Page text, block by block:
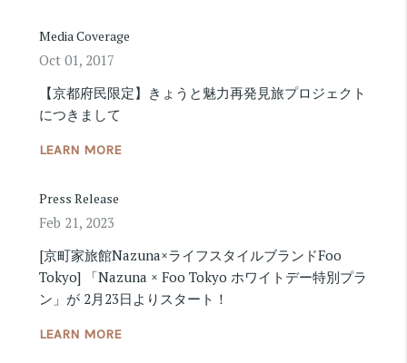
Media Coverage
Oct 01, 2017
【京都府民限定】きょうと魅力再発見旅プロジェクト
につきまして
LEARN MORE
Press Release
Feb 21, 2023
[京町家旅館Nazuna×ライフスタイルブランドFoo
Tokyo] 「Nazuna × Foo Tokyo ホワイトデー特別プラ
ン」が 2月23日よりスタート！
LEARN MORE